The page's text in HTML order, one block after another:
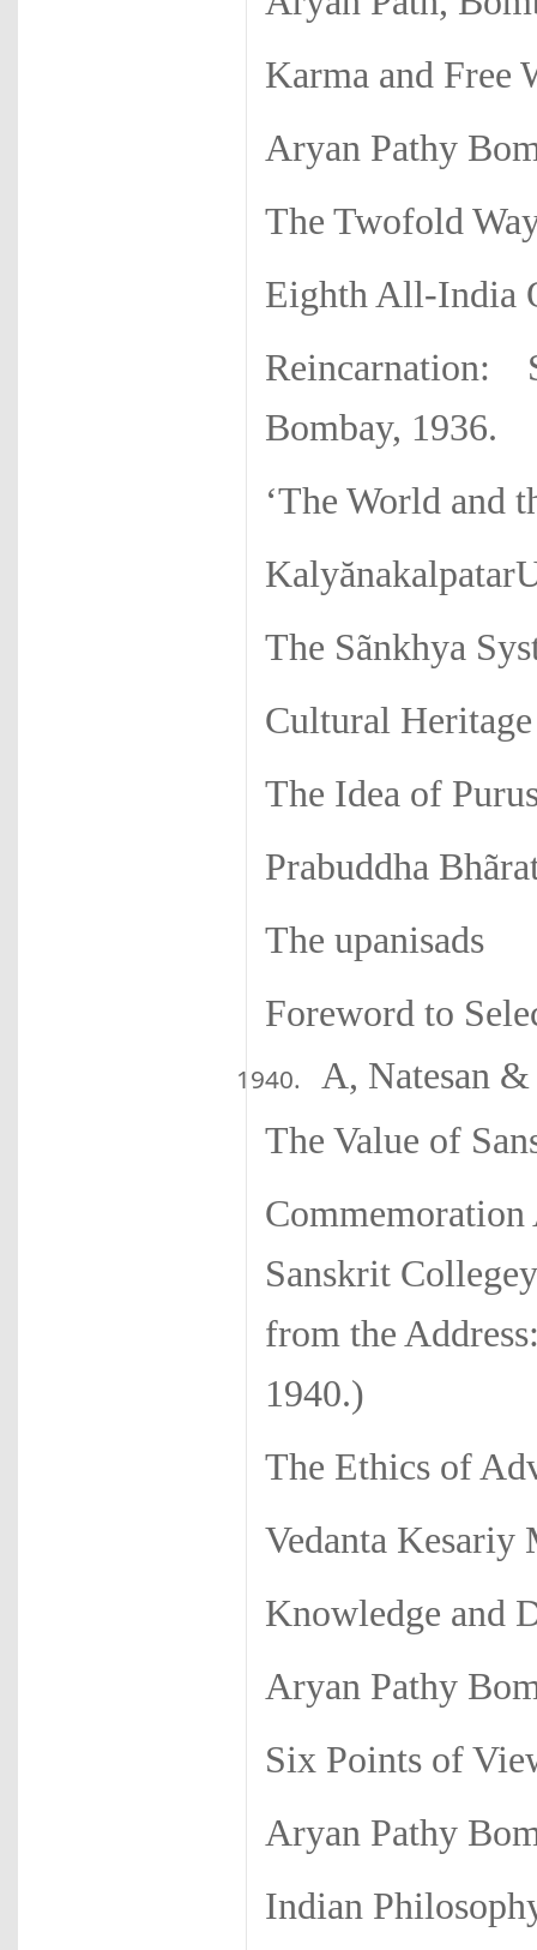
Karma and Free
Aryan Pathy
The Twofold
Eighth All-India
Bombay, 1936.
‘The World and
The Sãnkhya
Cultural
The Idea of
Prabuddha
The upanisads
Foreword to
A, Natesan
The Value of
Commemoration
Sanskrit
from the
1940.)
The Ethics of
Vedanta Kesariy
Knowledge and
Aryan Pathy
Six Points of
Aryan Pathy
Indian